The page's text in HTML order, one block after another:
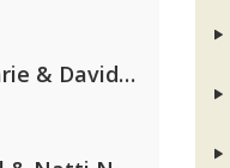
Clean Bandit, Anne-Marie & David Guetta